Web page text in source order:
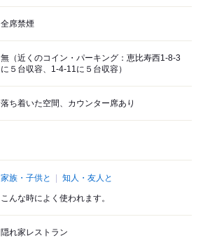
全席禁煙
無（近くのコイン・パーキング：恵比寿西1-8-3
に５台収容、1-4-11に５台収容）
落ち着いた空間、カウンター席あり
家族・子供と 知人・友人と
こんな時によく使われます。
隠れ家レストラン